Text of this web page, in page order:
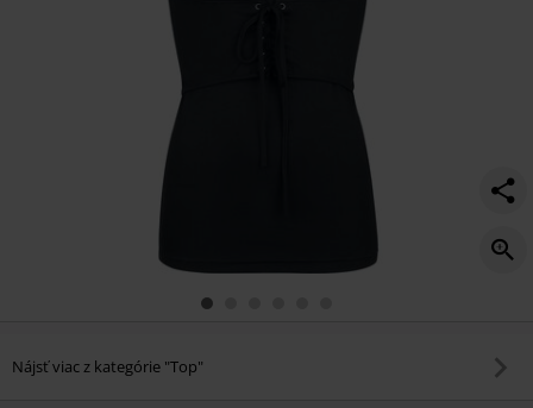
Nájsť viac z kategórie "Top"